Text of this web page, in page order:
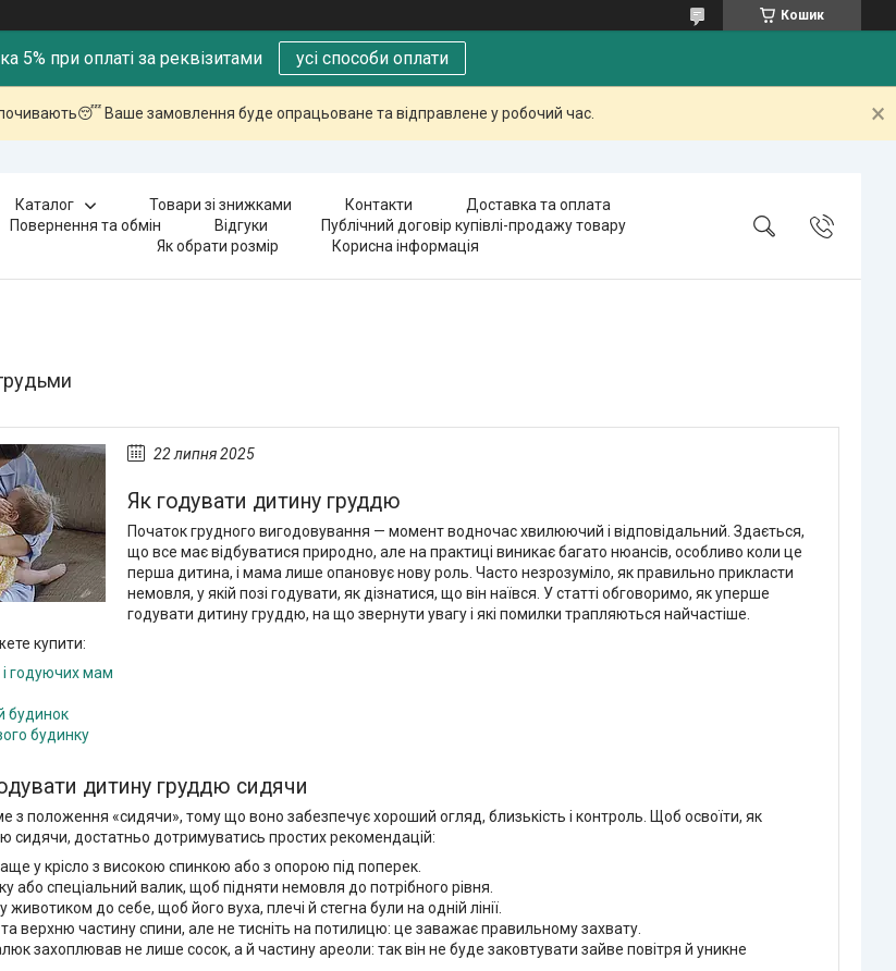
Кошик
5% при оплаті за реквізитами усі способи оплати
Ваше замовлення буде опрацьоване та відправлене у робочий час.
Каталог Товари зі знижками Контакти
Доставка та оплата
Повернення та обмін
Відгуки
Публічний договір купівлі-продажу товару
Як обрати розмір
Корисна інформація
22 липня 2025
Як годувати дитину груддю
Початок грудного вигодовування — момент водночас хвилюючий і відповідальний. Здається,
що все має відбуватися природно, але на практиці виникає багато нюансів, особливо коли це
перша дитина, і мама лише опановує нову роль. Часто незрозуміло, як правильно прикласти
немовля, у якій позі годувати, як дізнатися, що він наївся. У статті обговоримо, як уперше
годувати дитину груддю, на що звернути увагу і які помилки трапляються найчастіше.
купити:
і годуючих мам
будинок
будинку
дитину груддю сидячи
з положення «сидячи», тому що воно забезпечує хороший огляд, близькість і контроль. Щоб освоїти, як
сидячи, достатньо дотримуватись простих рекомендацій:
у крісло з високою спинкою або з опорою під поперек.
або спеціальний валик, щоб підняти немовля до потрібного рівня.
животиком до себе, щоб його вуха, плечі й стегна були на одній лінії.
верхню частину спини, але не тисніть на потилицю: це заважає правильному захвату.
захоплював не лише сосок, а й частину ареоли: так він не буде заковтувати зайве повітря й уникне